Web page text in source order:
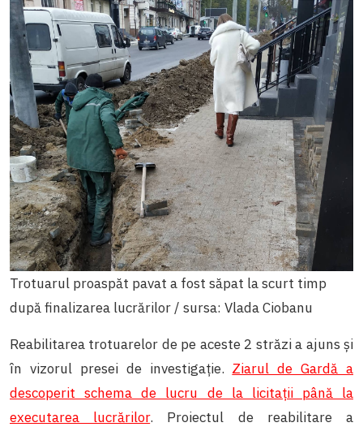
Trotuarul proaspăt pavat a fost săpat la scurt timp
după finalizarea lucrărilor / sursa: Vlada Ciobanu
Reabilitarea trotuarelor de pe aceste 2 străzi a ajuns și
în vizorul presei de investigație. Ziarul de Gardă a
descoperit schema de lucru de la licitații până la
executarea lucrărilor. Proiectul de reabilitare a